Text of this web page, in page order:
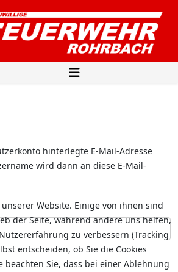
hinterlegte E-Mail-Adresse
wird dann an diese E-Mail-
Website. Einige von ihnen sind
der Seite, während andere uns helfen,
zu verbessern (Tracking
entscheiden, ob Sie die Cookies
beachten Sie, dass bei einer Ablehnung